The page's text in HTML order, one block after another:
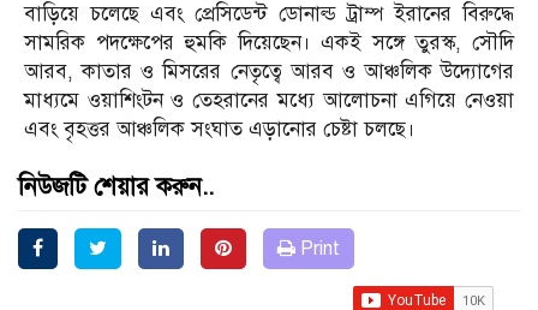
বাড়িয়ে চলেছে এবং প্রেসিডেন্ট ডোনাল্ড ট্রাম্প ইরানের বিরুদ্ধে
সামরিক পদক্ষেপের হুমকি দিয়েছেন। একই সঙ্গে তুরস্ক, সৌদি
আরব, কাতার ও মিসরের নেতৃত্বে আরব ও আঞ্চলিক উদ্যোগের
মাধ্যমে ওয়াশিংটন ও তেহরানের মধ্যে আলোচনা এগিয়ে নেওয়া
এবং বৃহত্তর আঞ্চলিক সংঘাত এড়ানোর চেষ্টা চলছে।
নিউজটি শেয়ার করুন..
Print